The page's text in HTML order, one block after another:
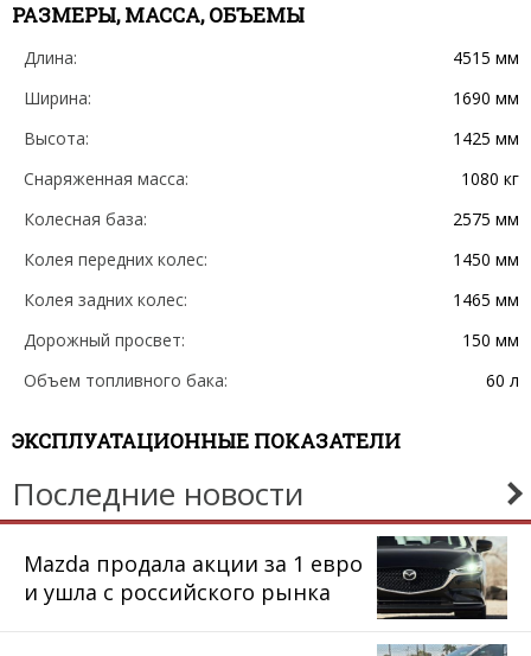
РАЗМЕРЫ, МАССА, ОБЪЕМЫ
Длина:
4515 мм
Ширина:
1690 мм
Высота:
1425 мм
Снаряженная масса:
1080 кг
Колесная база:
2575 мм
Колея передних колес:
1450 мм
Колея задних колес:
1465 мм
Дорожный просвет:
150 мм
Объем топливного бака:
60 л
ЭКСПЛУАТАЦИОННЫЕ ПОКАЗАТЕЛИ
Последние новости
Mazda продала акции за 1 евро
и ушла с российского рынка